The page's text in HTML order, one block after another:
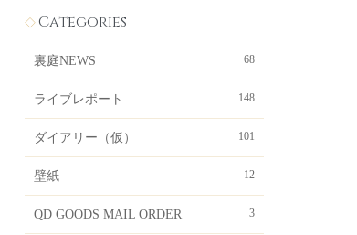
Categories
裏庭NEWS 68
ライブレポート 148
ダイアリー（仮） 101
壁紙 12
QD GOODS MAIL ORDER 3